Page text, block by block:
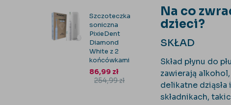
Szczoteczka
soniczna
PixieDent
Diamond
White z 2
końcówkami
86,99 zł
254,99zł
Na co
dzieci?
SKŁAD
Skład płynu do
zawierają
delikatne dziąsła
składnikach,